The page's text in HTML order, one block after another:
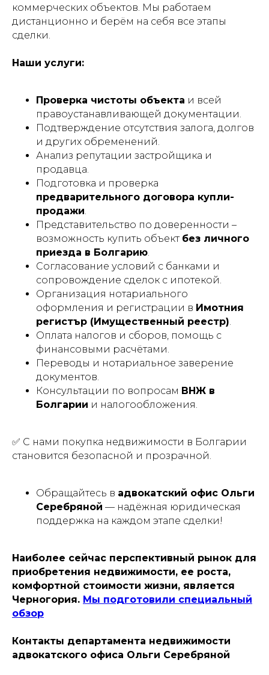
коммерческих объектов. Мы работаем
дистанционно и берём на себя все этапы
сделки.
Наши услуги:
Проверка чистоты объекта и всей
правоустанавливающей документации.
Подтверждение отсутствия залога, долгов
и других обременений.
Анализ репутации застройщика и
продавца.
Подготовка и проверка
предварительного договора купли-
продажи.
Представительство по доверенности –
возможность купить объект без личного
приезда в Болгарию.
Согласование условий с банками и
сопровождение сделок с ипотекой.
Организация нотариального
оформления и регистрации в Имотния
регистър (Имущественный реестр).
Оплата налогов и сборов, помощь с
финансовыми расчётами.
Переводы и нотариальное заверение
документов.
Консультации по вопросам ВНЖ в
Болгарии и налогообложения.
✅ С нами покупка недвижимости в Болгарии
становится безопасной и прозрачной.
Обращайтесь в адвокатский офис Ольги
Серебряной — надёжная юридическая
поддержка на каждом этапе сделки!
Наиболее сейчас перспективный рынок для
приобретения недвижимости, ее роста,
комфортной стоимости жизни, является
Черногория. Мы подготовили специальный
обзор
Контакты департамента недвижимости
адвокатского офиса Ольги Серебряной